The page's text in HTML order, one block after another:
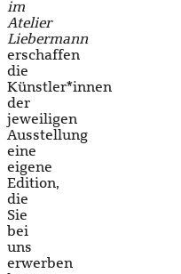
im
Atelier
Liebermann
erschaffen
die
Künstler*innen
der
jeweiligen
Ausstellung
eine
eigene
Edition,
die
Sie
bei
uns
erwerben